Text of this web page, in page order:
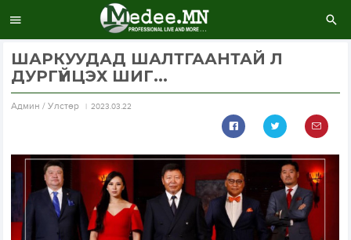
ШАРКУУДАД ШАЛТГААНТАЙ Л
ДУРГҮЙЦЭХ ШИГ...
Aдмин / Улстөр 2023.03.22